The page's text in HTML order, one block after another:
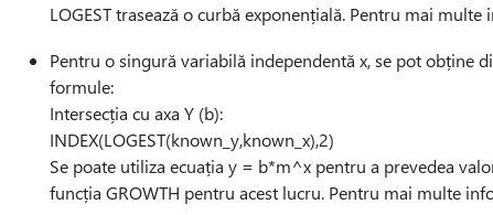
LOGEST trasează o curbă exponențială. Pentru mai multe
Pentru o singură variabilă independentă x, se pot obține
formule:
Intersecția cu axa Y (b):
INDEX(LOGEST(known_y,known_x),2)
Se poate utiliza ecuația y = b*m^x pentru a prevedea
funcția GROWTH pentru acest lucru. Pentru mai multe